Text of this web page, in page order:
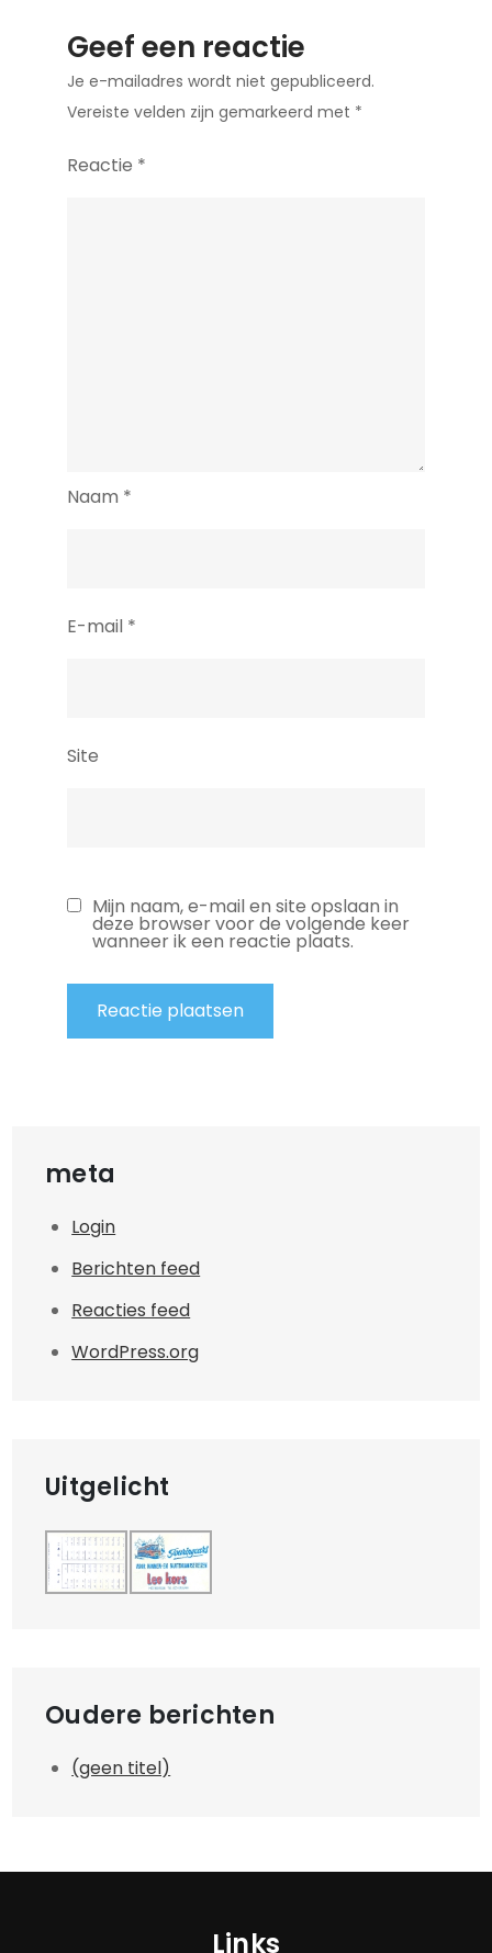
Geef een reactie
Je e-mailadres wordt niet gepubliceerd.
Vereiste velden zijn gemarkeerd met *
Reactie *
Naam *
E-mail *
Site
Mijn naam, e-mail en site opslaan in
deze browser voor de volgende keer
wanneer ik een reactie plaats.
meta
Login
Berichten feed
Reacties feed
WordPress.org
Uitgelicht
Oudere berichten
(geen titel)
Links